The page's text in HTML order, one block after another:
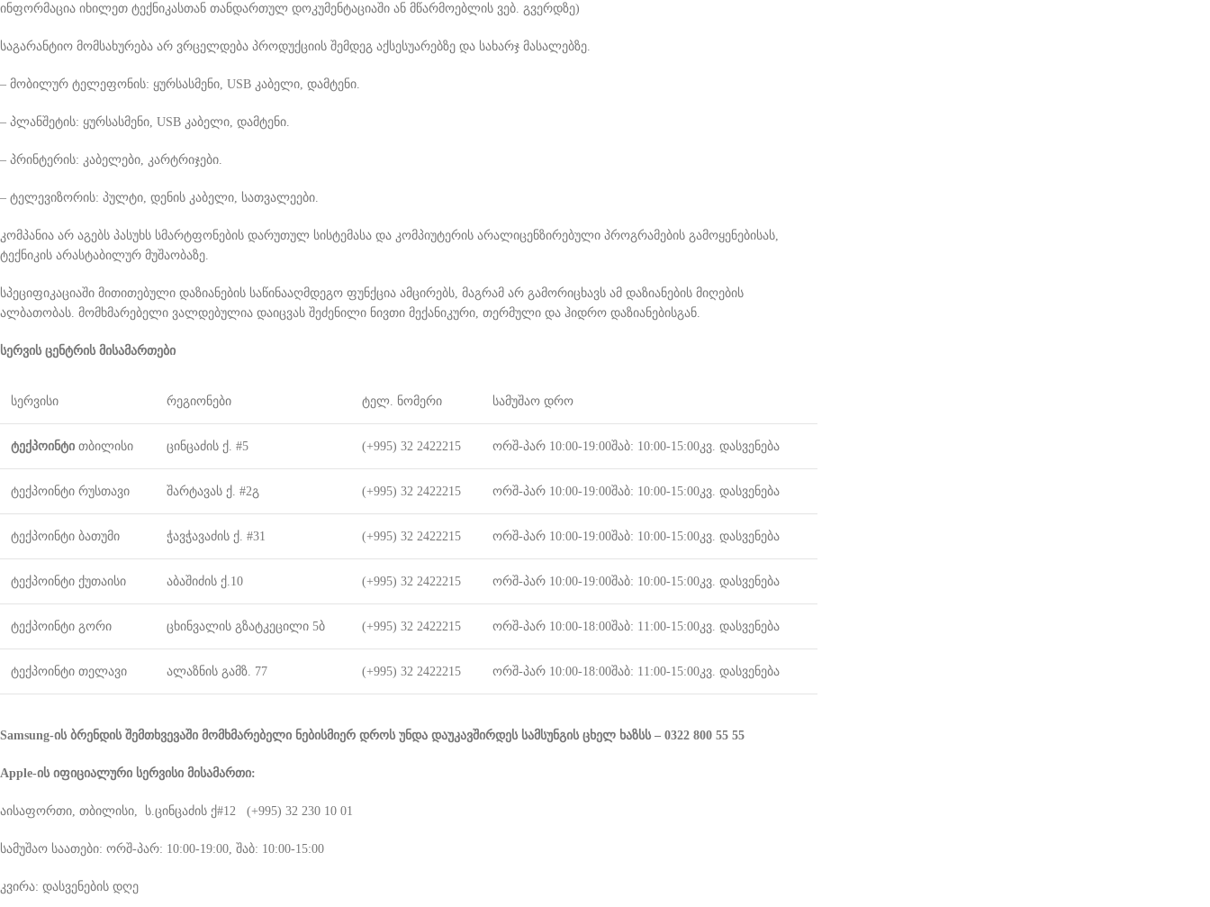
ინფორმაცია იხილეთ ტექნიკასთან თანდართულ დოკუმენტაციაში ან მწარმოებლის ვებ. გვერდზე)
საგარანტიო მომსახურება არ ვრცელდება პროდუქციის შემდეგ აქსესუარებზე და სახარჯ მასალებზე.
– მობილურ ტელეფონის: ყურსასმენი, USB კაბელი, დამტენი.
– პლანშეტის: ყურსასმენი, USB კაბელი, დამტენი.
– პრინტერის: კაბელები, კარტრიჯები.
– ტელევიზორის: პულტი, დენის კაბელი, სათვალეები.
კომპანია არ აგებს პასუხს სმარტფონების დარუთულ სისტემასა და კომპიუტერის არალიცენზირებული პროგრამების გამოყენებისას,
ტექნიკის არასტაბილურ მუშაობაზე.
სპეციფიკაციაში მითითებული დაზიანების საწინააღმდეგო ფუნქცია ამცირებს, მაგრამ არ გამორიცხავს ამ დაზიანების მიღების
ალბათობას. მომხმარებელი ვალდებულია დაიცვას შეძენილი ნივთი მექანიკური, თერმული და ჰიდრო დაზიანებისგან.
სერვის ცენტრის მისამართები
სერვისი რეგიონები ტელ. ნომერი სამუშაო დრო
ტექპოინტი თბილისი ცინცაძის ქ. #5 (+995) 32 2422215 ორშ-პარ 10:00-19:00შაბ: 10:00-15:00კვ. დასვენება
ტექპოინტი რუსთავი შარტავას ქ. #2გ (+995) 32 2422215 ორშ-პარ 10:00-19:00შაბ: 10:00-15:00კვ. დასვენება
ტექპოინტი ბათუმი ჭავჭავაძის ქ. #31 (+995) 32 2422215 ორშ-პარ 10:00-19:00შაბ: 10:00-15:00კვ. დასვენება
ტექპოინტი ქუთაისი აბაშიძის ქ.10 (+995) 32 2422215 ორშ-პარ 10:00-19:00შაბ: 10:00-15:00კვ. დასვენება
ტექპოინტი გორი ცხინვალის გზატკეცილი 5ბ (+995) 32 2422215 ორშ-პარ 10:00-18:00შაბ: 11:00-15:00კვ. დასვენება
ტექპოინტი თელავი ალაზნის გამზ. 77 (+995) 32 2422215 ორშ-პარ 10:00-18:00შაბ: 11:00-15:00კვ. დასვენება
Samsung-ის ბრენდის შემთხვევაში მომხმარებელი ნებისმიერ დროს უნდა დაუკავშირდეს სამსუნგის ცხელ ხაზსს – 0322 800 55 55
Apple-ის იფიციალური სერვისი მისამართი:
აისაფორთი, თბილისი, ს.ცინცაძის ქ#12 (+995) 32 230 10 01
სამუშაო საათები: ორშ-პარ: 10:00-19:00, შაბ: 10:00-15:00
კვირა: დასვენების დღე